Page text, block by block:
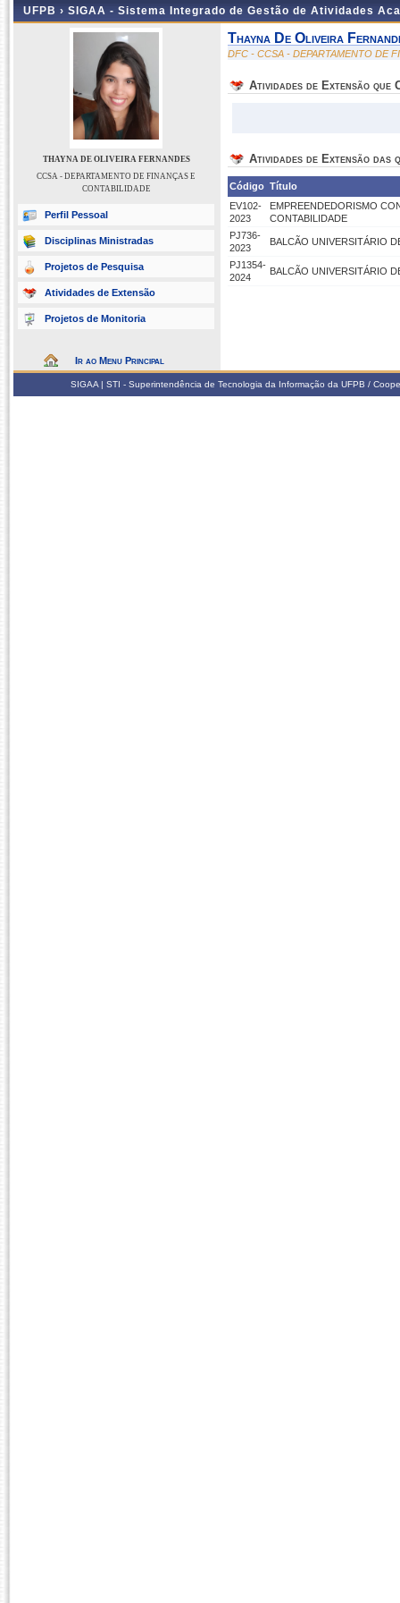
UFPB › SIGAA - Sistema Integrado de Gestão de Atividades
THAYNA DE OLIVEIRA FERNANDES
CCSA - DEPARTAMENTO DE FINANÇAS E
CONTABILIDADE
Perfil Pessoal
Disciplinas Ministradas
Projetos de Pesquisa
Atividades de Extensão
Projetos de Monitoria
Ir ao Menu Principal
Thayna De Oliveira
DFC - CCSA - DEPARTAMENTO DE
Atividades de Extensão que
Atividades de Extensão das
Código Título
EV102-
2023
EMPREENDEDORISMO
CONTABILIDADE
PJ736-
2023
BALCÃO UNIVERSITÁRIO
PJ1354-
2024
BALCÃO UNIVERSITÁRIO
SIGAA | STI - Superintendência de Tecnologia da Informação da UFPB /